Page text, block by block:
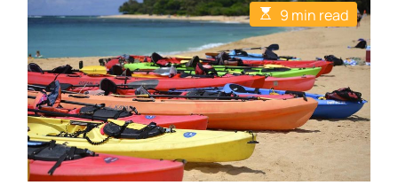
A
u
h
o
r
D
a
e
E
s
t
i
m
a
t
e
d
r
e
a
d
9 min read